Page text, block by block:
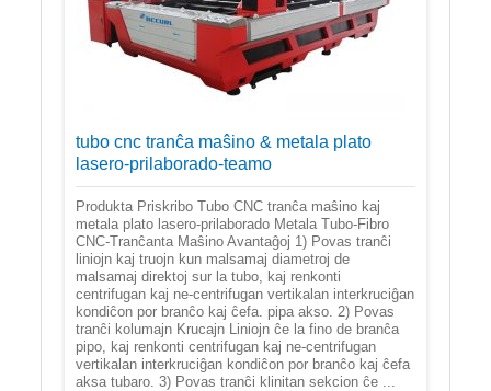
tubo cnc tranĉa maŝino & metala plato
lasero-prilaborado-teamo
Produkta Priskribo Tubo CNC tranĉa maŝino kaj
metala plato lasero-prilaborado Metala Tubo-Fibro
CNC-Tranĉanta Maŝino Avantaĝoj 1) Povas tranĉi
liniojn kaj truojn kun malsamaj diametroj de
malsamaj direktoj sur la tubo, kaj renkonti
centrifugan kaj ne-centrifugan vertikalan interkruciĝan
kondiĉon por branĉo kaj ĉefa. pipa akso. 2) Povas
tranĉi kolumajn Krucajn Liniojn ĉe la fino de branĉa
pipo, kaj renkonti centrifugan kaj ne-centrifugan
vertikalan interkruciĝan kondiĉon por branĉo kaj ĉefa
aksa tubaro. 3) Povas tranĉi klinitan sekcion ĉe ...